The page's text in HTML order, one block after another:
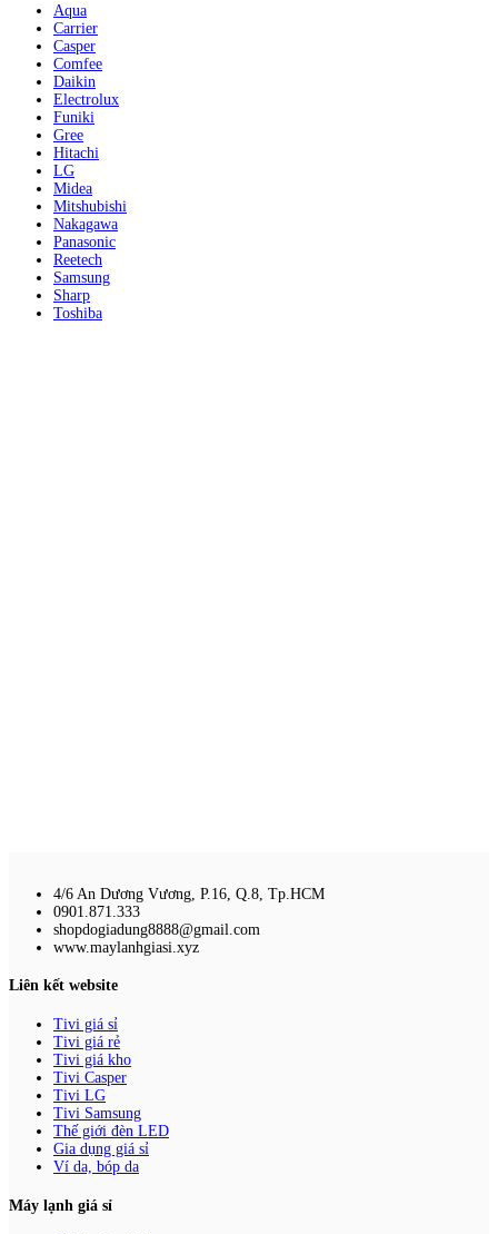
Aqua
Carrier
Casper
Comfee
Daikin
Electrolux
Funiki
Gree
Hitachi
LG
Midea
Mitshubishi
Nakagawa
Panasonic
Reetech
Samsung
Sharp
Toshiba
4/6 An Dương Vương, P.16, Q.8, Tp.HCM
0901.871.333
shopdogiadung8888@gmail.com
www.maylanhgiasi.xyz
Liên kết website
Tivi giá sỉ
Tivi giá rẻ
Tivi giá kho
Tivi Casper
Tivi LG
Tivi Samsung
Thế giới đèn LED
Gia dụng giá sỉ
Ví da, bóp da
Máy lạnh giá sỉ